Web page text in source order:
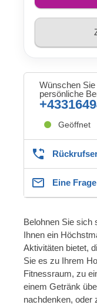
Wünschen Sie
persönliche
Geöffnet
Eine
Belohnen Sie sich
Ihnen ein
Aktivitäten bietet,
Sie es zu Ihrem
Fitnessraum, zu
einem Getränk
nachdenken, oder